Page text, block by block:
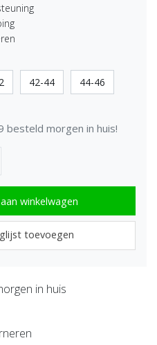
42-44 44-46
besteld morgen in huis!
winkelwagen
toevoegen
in huis